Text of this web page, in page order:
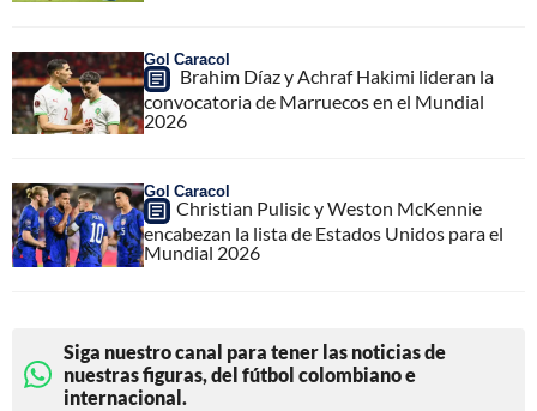
Gol Caracol
Brahim Díaz y Achraf Hakimi lideran la
convocatoria de Marruecos en el Mundial
2026
Gol Caracol
Christian Pulisic y Weston McKennie
encabezan la lista de Estados Unidos para el
Mundial 2026
Siga nuestro canal para tener las noticias de
nuestras figuras, del fútbol colombiano e
internacional.